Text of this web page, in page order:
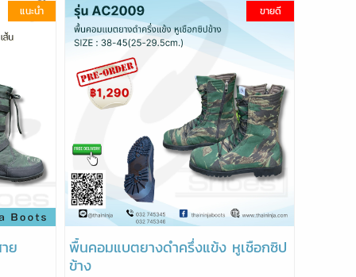
แนะนำ
ย
ขายดี
พื้นคอมแบตยางดำครึ่งแข้ง หูเชือกซิป
ข้าง